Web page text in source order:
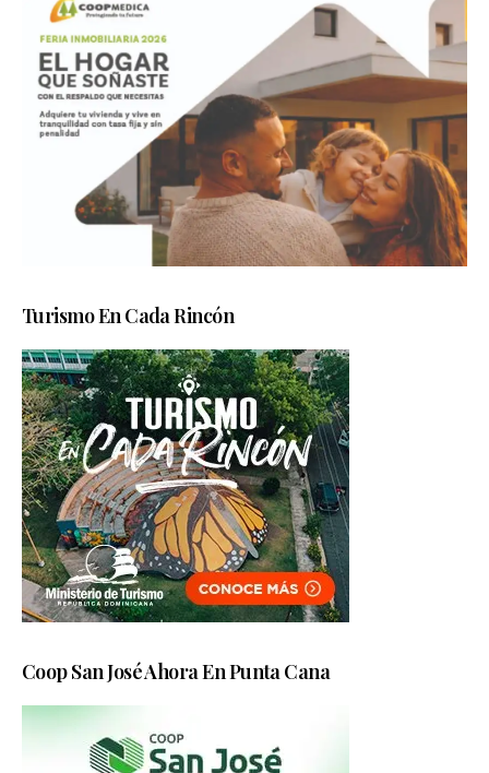
Turismo En Cada Rincón
Coop San José Ahora En Punta Cana